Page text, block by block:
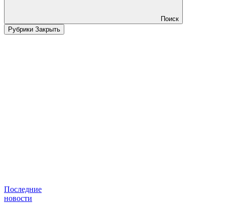
Поиск
Рубрики Закрыть
Последние
новости